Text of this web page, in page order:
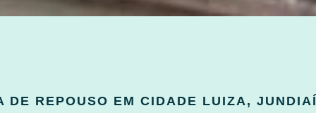
DE REPOUSO EM CIDADE LUIZA,